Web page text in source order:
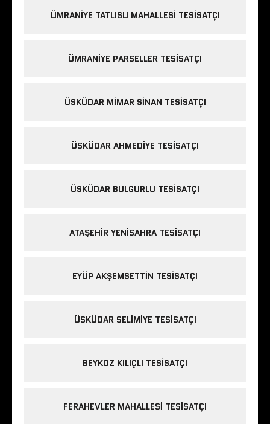
ÜMRANIYE TATLISU MAHALLESI TESISATÇI
ÜMRANIYE PARSELLER TESISATÇI
ÜSKÜDAR MIMAR SINAN TESISATÇI
ÜSKÜDAR AHMEDIYE TESISATÇI
ÜSKÜDAR BULGURLU TESISATÇI
ATAŞEHIR YENISAHRA TESISATÇI
EYÜP AKŞEMSETTIN TESISATÇI
ÜSKÜDAR SELIMIYE TESISATÇI
BEYKOZ KILIÇLI TESISATÇI
FERAHEVLER MAHALLESI TESISATÇI